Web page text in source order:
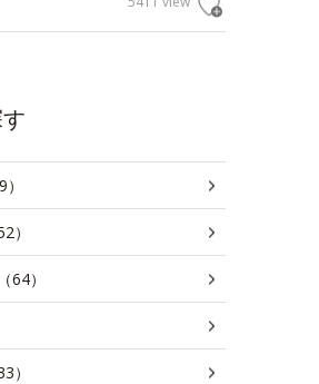
）
64）
）